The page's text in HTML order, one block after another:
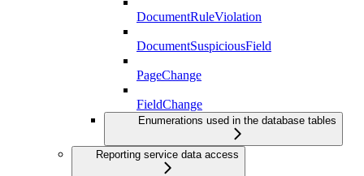
DocumentRuleViolation
DocumentSuspiciousField
PageChange
FieldChange
Enumerations used in the database tables
Reporting service data access